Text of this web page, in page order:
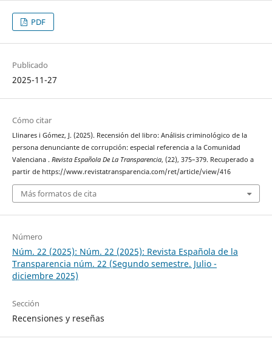
PDF
Publicado
2025-11-27
Cómo citar
Llinares i Gómez, J. (2025). Recensión del libro: Análisis criminológico de la
persona denunciante de corrupción: especial referencia a la Comunidad
Valenciana . Revista Española De La Transparencia, (22), 375–379. Recuperado a
partir de https://www.revistatransparencia.com/ret/article/view/416
Más formatos de cita
Número
Núm. 22 (2025): Núm. 22 (2025): Revista Española de la
Transparencia núm. 22 (Segundo semestre. Julio -
diciembre 2025)
Sección
Recensiones y reseñas